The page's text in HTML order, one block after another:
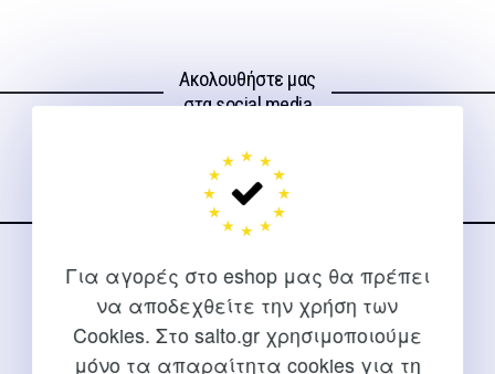
Για αγορές στο eshop μας θα πρέπει
να αποδεχθείτε την χρήση των
Cookies. Στο salto.gr χρησιμοποιούμε
μόνο τα απαραίτητα cookies για τη
Ακολουθήστε μας
στα social media
ΕΠΙΚΟΙΝΩΝΊΑ
Για διευκρινίσεις και υποστήριξη παραγγελιών μέσω του